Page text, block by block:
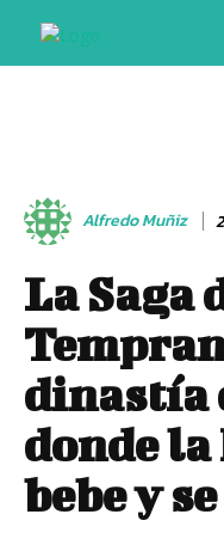
Alfredo Muñiz
La Saga
dinastía
donde la
bebe y